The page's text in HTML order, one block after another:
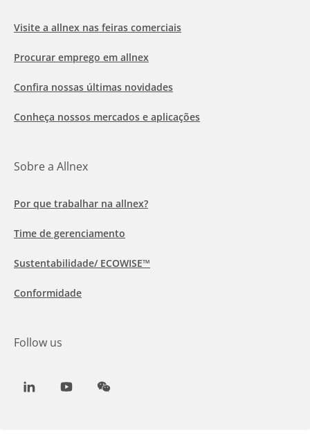
Visite a allnex nas feiras comerciais
Procurar emprego em allnex
Confira nossas últimas novidades
Conheça nossos mercados e aplicações
Sobre a Allnex
Por que trabalhar na allnex?
Time de gerenciamento
Sustentabilidade/ ECOWISE™
Conformidade
Follow us
LinkedInYoutubeWeChat